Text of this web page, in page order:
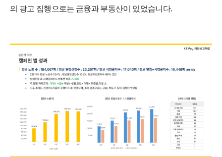
의 광고 집행으로는 금융과 부동산이 있었습니다.